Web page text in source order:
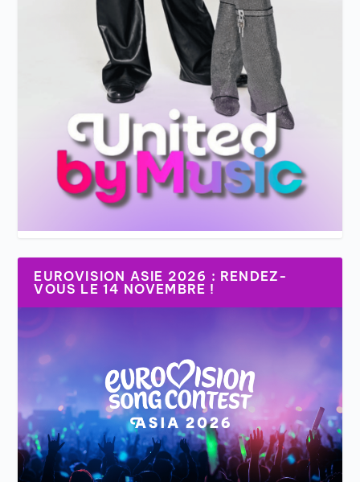
EUROVISION ASIE 2026 : RENDEZ-
VOUS LE 14 NOVEMBRE !